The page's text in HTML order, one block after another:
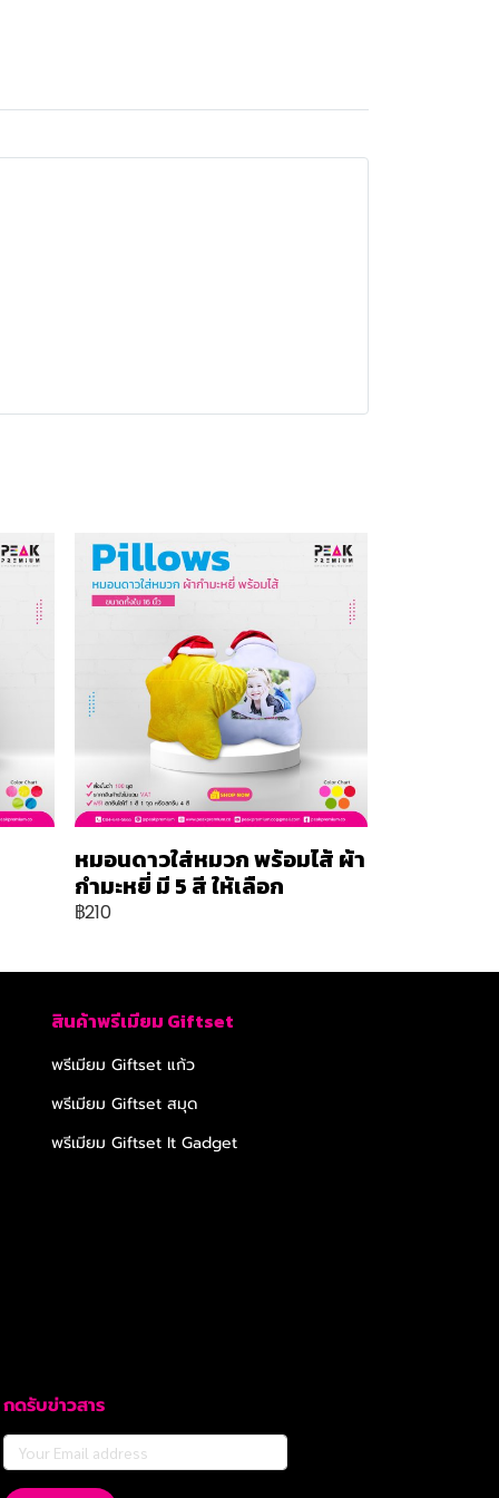
หมอนดาวใส่หมวก พร้อมไส้ ผ้า
กำมะหยี่ มี 5 สี ให้เลือก
฿210
สินค้าพรีเมียม Giftset
พรีเมียม Giftset แก้ว
พรีเมียม Giftset สมุด
พรีเมียม Giftset It Gadget
กดรับข่าวสาร